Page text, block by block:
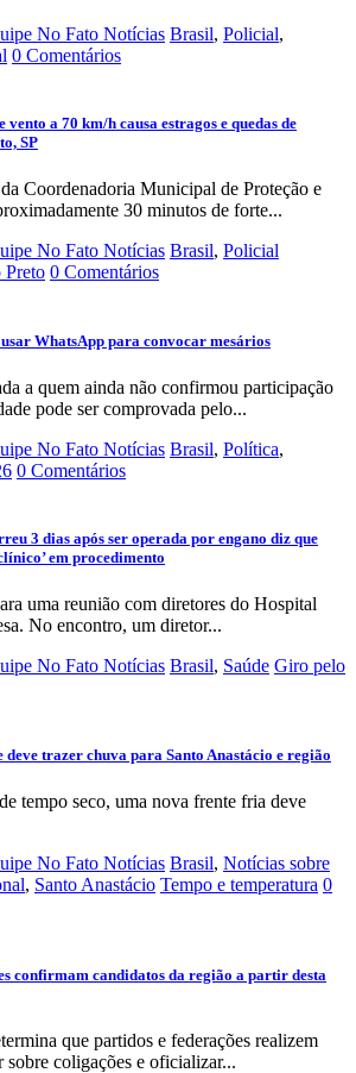
No Fato Notícias Brasil, Policial,
0 Comentários
a 70 km/h causa estragos e quedas de
SP
Coordenadoria Municipal de Proteção e
30 minutos de forte...
No Fato Notícias Brasil, Policial
Preto 0 Comentários
WhatsApp para convocar mesários
a quem ainda não confirmou participação
pode ser comprovada pelo...
No Fato Notícias Brasil, Política,
0 Comentários
3 dias após ser operada por engano diz que
em procedimento
uma reunião com diretores do Hospital
No encontro, um diretor...
No Fato Notícias Brasil, Saúde Giro pelo
trazer chuva para Santo Anastácio e região
tempo seco, uma nova frente fria deve
No Fato Notícias Brasil, Notícias sobre
, Santo Anastácio Tempo e temperatura 0
confirmam candidatos da região a partir desta
que partidos e federações realizem
sobre coligações e oficializar...